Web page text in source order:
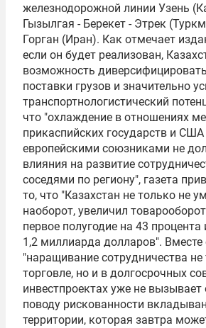
железнодорожной линии Узень
Гызылгая - Берекет - Этрек
Горган (Иран). Как отмечает
если он будет реализован,
возможность
поставки грузов и значительно
транспортно­логистический
что "охлаждение в отношениях
прикаспийских государств и США
европейскими союзниками не
влияния на развитие
соседями по региону", газета
то, что "Казахстан не только не
наоборот, увеличил
первое полугодие на 43 процента
1,2 миллиарда долларов". Вместе
"наращивание сотрудничества не
торговле, но и в долгосрочных
инвестпроектах уже не вызывает
поводу рискованности
территории, которая завтра